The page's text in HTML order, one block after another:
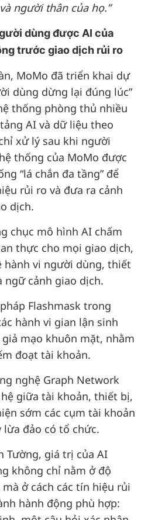
người thân của họ.”
dùng được AI của
trước giao dịch rủi ro
MoMo đã triển khai dự
dùng dừng lại đúng lúc”
thống phòng thủ nhiều
AI và dữ liệu theo
xử lý sau khi người
thống của MoMo được
“lá chắn đa tầng” để
rủi ro và đưa ra cảnh
dịch.
chục mô hình AI chấm
thực cho mọi giao dịch,
hành vi người dùng, thiết
cảnh giao dịch.
Flashmask trong
hành vi gian lận sinh
mạo khuôn mặt, nhằm
đoạt tài khoản.
nghệ Graph Network
giữa tài khoản, thiết bị,
sớm các cụm tài khoản
lừa đảo có tổ chức.
Tường, giá trị của AI
không chỉ nằm ở độ
ở cách các tín hiệu rủi
hành động phù hợp: